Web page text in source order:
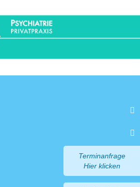
Terminanfrage
Hier klicken